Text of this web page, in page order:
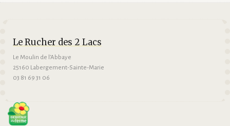
Le Rucher des 2 Lacs
Le Moulin de l’Abbaye
25160 Labergement-Sainte-Marie
03 81 69 31 06